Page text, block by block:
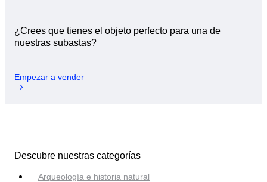
¿Crees que tienes el objeto perfecto para una de
nuestras subastas?
Empezar a vender
Descubre nuestras categorías
Arqueología e historia natural